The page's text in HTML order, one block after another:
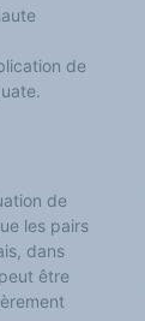
de
de
les pairs
dans
être